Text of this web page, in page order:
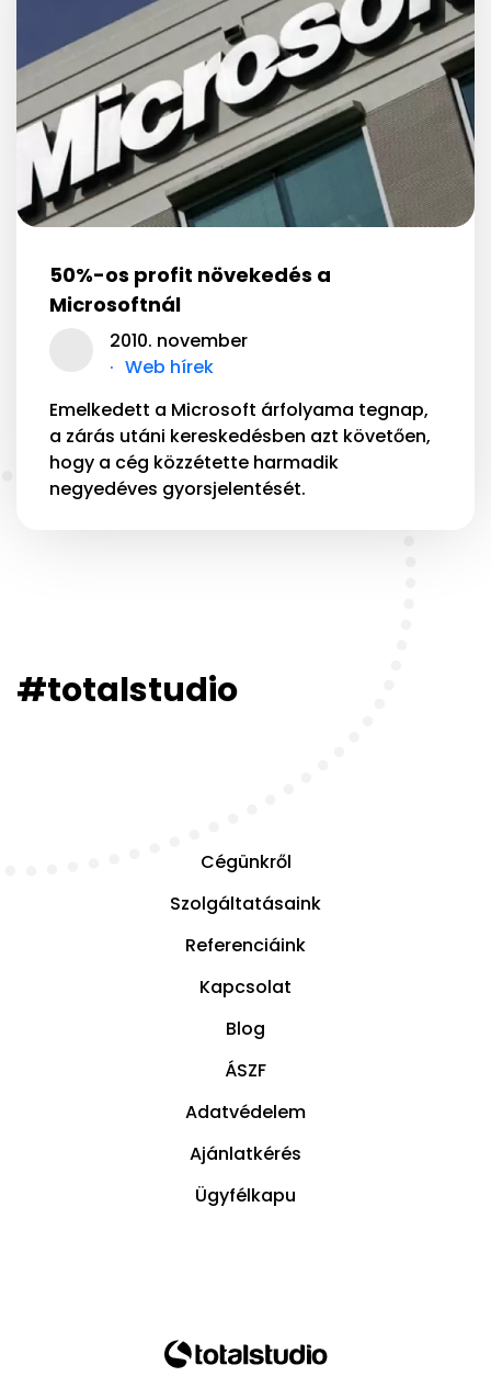
50%-os profit növekedés a
Microsoftnál
2010. november
Web hírek
Emelkedett a Microsoft árfolyama tegnap,
a zárás utáni kereskedésben azt követően,
hogy a cég közzétette harmadik
negyedéves gyorsjelentését.
#totalstudio
Cégünkről
Szolgáltatásaink
Referenciáink
Kapcsolat
Blog
ÁSZF
Adatvédelem
Ajánlatkérés
Ügyfélkapu